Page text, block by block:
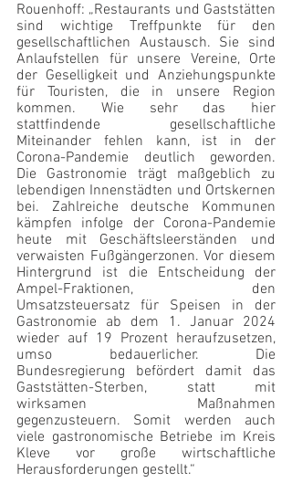
Rouenhoff: „Restaurants und Gaststätten
sind wichtige Treffpunkte für den
gesellschaftlichen Austausch. Sie sind
Anlaufstellen für unsere Vereine, Orte
der Geselligkeit und Anziehungspunkte
für Touristen, die in unsere Region
kommen. Wie sehr das hier
stattfindende gesellschaftliche
Miteinander fehlen kann, ist in der
Corona-Pandemie deutlich geworden.
Die Gastronomie trägt maßgeblich zu
lebendigen Innenstädten und Ortskernen
bei. Zahlreiche deutsche Kommunen
kämpfen infolge der Corona-Pandemie
heute mit Geschäftsleerständen und
verwaisten Fußgängerzonen. Vor diesem
Hintergrund ist die Entscheidung der
Ampel-Fraktionen, den
Umsatzsteuersatz für Speisen in der
Gastronomie ab dem 1. Januar 2024
wieder auf 19 Prozent heraufzusetzen,
umso bedauerlicher. Die
Bundesregierung befördert damit das
Gaststätten-Sterben, statt mit
wirksamen Maßnahmen
gegenzusteuern. Somit werden auch
viele gastronomische Betriebe im Kreis
Kleve vor große wirtschaftliche
Herausforderungen gestellt.“